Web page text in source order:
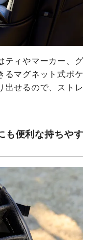
ティやマーカー、グ
るマグネット式ポケ
出せるので、ストレ
も便利な持ちやす